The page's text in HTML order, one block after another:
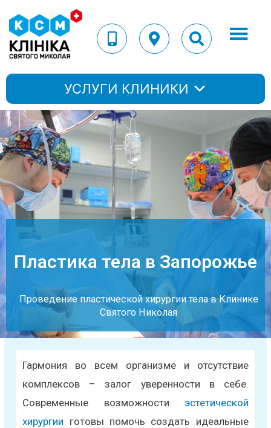
УСЛУГИ КЛИНИКИ
Пластика тела в Запорожье
Проведение пластической хирургии тела в Клинике
Святого Николая
Гармония во всем организме и отсутствие
комплексов – залог уверенности в себе.
Современные возможности эстетической
хирургии готовы помочь создать идеальные